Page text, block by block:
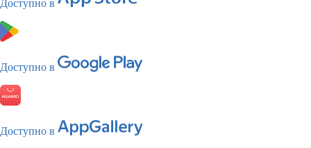
Доступно в
Доступно в
Доступно в